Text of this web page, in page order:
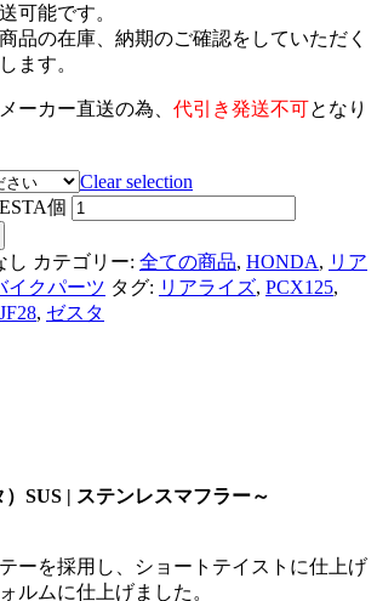
可能です。
品の在庫、納期のご確認をしていただく
ます。
ーカー直送の為、 代引き発送不可となり
Clear selection
個
し カテゴリー: 全ての商品, HONDA, リア
イクパーツ タグ: リアライズ, PCX125,
JF28, ゼスタ
SUS | ステンレスマフラー～
ーを採用し、ショートテイストに仕上げ
ルムに仕上げました。